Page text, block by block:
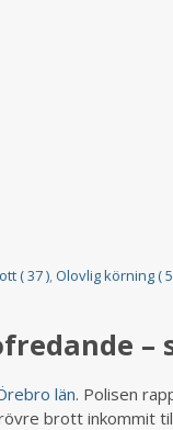
( 37 ),Olovlig körning (
–
län. Polisen
brott inkommit